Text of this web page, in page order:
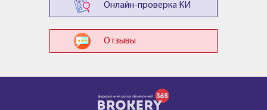
Онлайн-проверка КИ
Отзывы